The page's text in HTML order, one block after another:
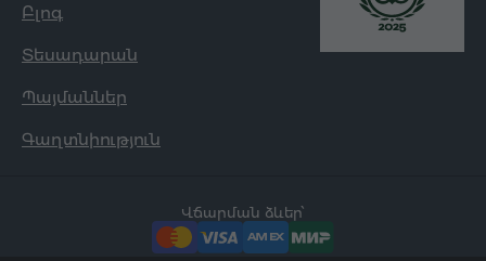
Բլոգ
Տեսադարան
Պայմաններ
Գաղտնիություն
Վճարման ձևեր՝